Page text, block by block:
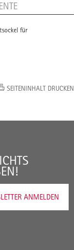
für
SEITENINHALT DRUCKEN
V
ANMELDEN